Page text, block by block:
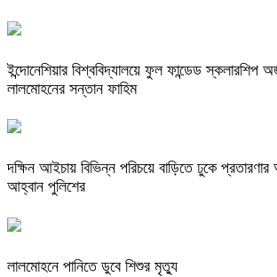
ইন্দোনেশিয়ার বিশ্ববিদ্যালয়ে ফুল ফান্ডেড স্কলারশিপ
লালমোহনের সন্তান ফাহিম
দক্ষিন আইচায় ‎বিভিন্ন পরিচয়ে বাড়িতে ঢুকে
আহ্বান পুলিশের
লালমোহনে পানিতে ডুবে শিশুর মৃত্যু